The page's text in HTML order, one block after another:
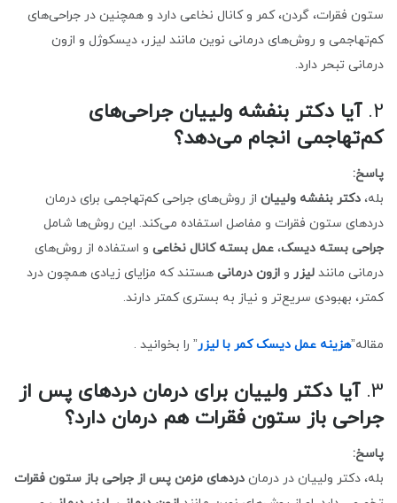
ستون فقرات، گردن، کمر و کانال نخاعی دارد و همچنین در جراحی‌های
کم‌تهاجمی و روش‌های درمانی نوین مانند لیزر، دیسکوژل و ازون
درمانی تبحر دارد.
2. آیا دکتر بنفشه ولییان جراحی‌های
کم‌تهاجمی انجام می‌دهد؟
پاسخ:
بله، دکتر بنفشه ولییان از روش‌های جراحی کم‌تهاجمی برای درمان
دردهای ستون فقرات و مفاصل استفاده می‌کند. این روش‌ها شامل
جراحی بسته دیسک، عمل بسته کانال نخاعی و استفاده از روش‌های
درمانی مانند لیزر و ازون درمانی هستند که مزایای زیادی همچون درد
کمتر، بهبودی سریع‌تر و نیاز به بستری کمتر دارند.
مقاله”هزینه عمل دیسک کمر با لیزر” را بخوانید .
3. آیا دکتر ولییان برای درمان دردهای پس از
جراحی باز ستون فقرات هم درمان دارد؟
پاسخ:
بله، دکتر ولییان در درمان دردهای مزمن پس از جراحی باز ستون فقرات